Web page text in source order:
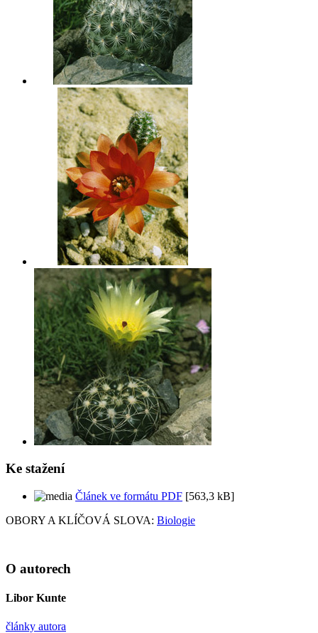
Ke stažení
Článek ve formátu PDF [563,3 kB]
OBORY A KLÍČOVÁ SLOVA: Biologie
O autorech
Libor Kunte
články autora